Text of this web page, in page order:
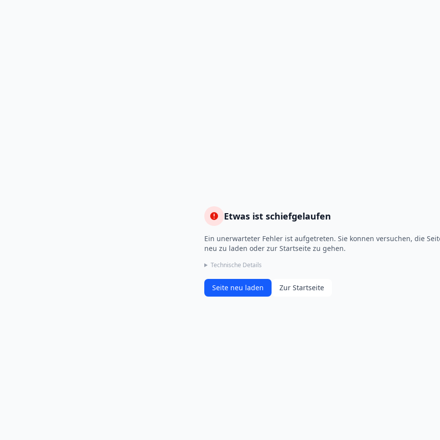
Etwas ist schiefgelaufen
Ein unerwarteter Fehler ist aufgetreten. Sie konnen versuchen, die
neu zu laden oder zur Startseite zu gehen.
Technische Details
Seite neu laden Zur Startseite